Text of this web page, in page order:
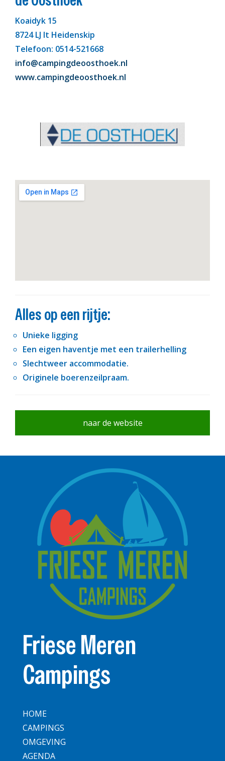
Koaidyk 15
8724 LJ It Heidenskip
Telefoon: 0514-521668
info@campingdeoosthoek.nl
www.campingdeoosthoek.nl
Alles op een rijtje:
Unieke ligging
Een eigen haventje met een trailerhelling
Slechtweer accommodatie.
Originele boerenzeilpraam.
naar de website
Friese Meren
Campings
HOME
CAMPINGS
OMGEVING
AGENDA